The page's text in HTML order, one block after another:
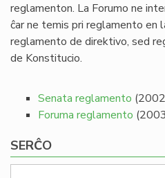
reglamenton. La Forumo ne
ĉar ne temis pri reglamento en
reglamento de direktivo, sed
de Konstitucio.
Senata reglamento
Foruma reglamento
SERĈO